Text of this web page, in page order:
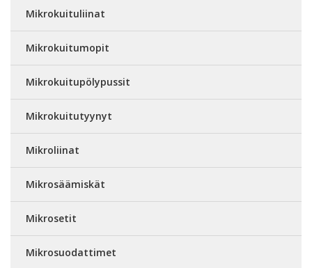
Mikrokuituliinat
Mikrokuitumopit
Mikrokuitupölypussit
Mikrokuitutyynyt
Mikroliinat
Mikrosäämiskät
Mikrosetit
Mikrosuodattimet